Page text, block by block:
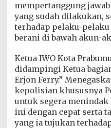
mempertanggung
yang sudah dilakukan,
terhadap pelaku-
berani di bawah akun-
Ketua IWO Kota
didampingi Ketua
Erjon Ferry.”
kepolisian khususnya
untuk segera
ini dengan cepat serta
yang ia tujukan